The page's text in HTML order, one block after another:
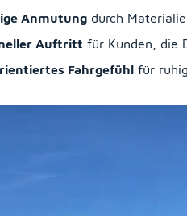
Anmutung durch
Auftritt für Kunden, die
Fahrgefühl für